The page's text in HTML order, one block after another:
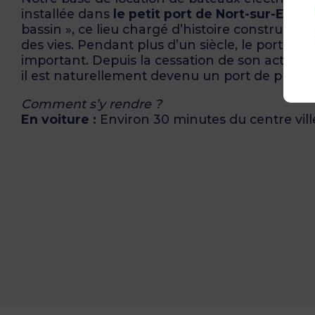
installée dans le petit port de Nort-sur-Erdre.
bassin », ce lieu chargé d’histoire construit en
des vies. Pendant plus d’un siècle, le port a
important. Depuis la cessation de son activité
il est naturellement devenu un port de
Comment s’y rendre ?
En voiture : Environ 30 minutes du centre